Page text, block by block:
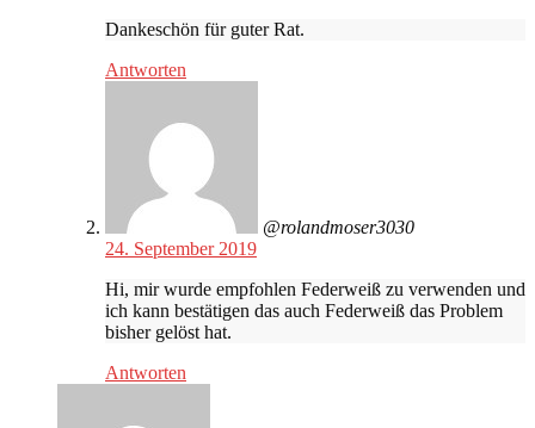
Dankeschön für guter Rat.
Antworten
@rolandmoser3030
24. September 2019
Hi, mir wurde empfohlen Federweiß zu verwenden und
ich kann bestätigen das auch Federweiß das Problem
bisher gelöst hat.
Antworten